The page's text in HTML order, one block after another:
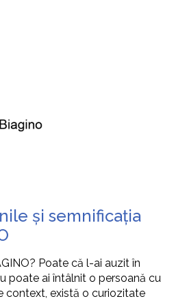
și semnificația
Poate că l-ai auzit în
poate ai întâlnit o persoană cu
context, există o curiozitate